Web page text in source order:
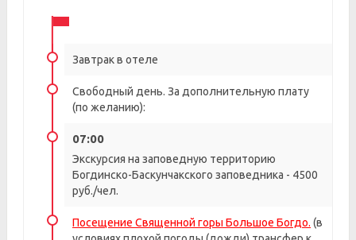
Завтрак в отеле
Свободный день. За дополнительную плату
(по желанию):
07:00
Экскурсия на заповедную территорию
Богдинско-Баскунчакского заповедника - 4500
руб./чел.
Посещение Священной горы Большое Богдо. (в